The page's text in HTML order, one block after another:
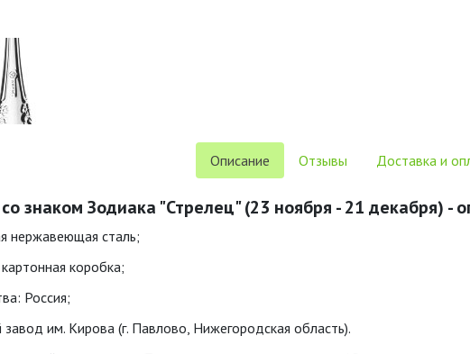
Описание Отзывы Доставка и
знаком Зодиака "Стрелец" (23 ноября - 21 декабря) -
нержавеющая сталь;
коробка;
Россия;
им. Кирова (г. Павлово, Нижегородская область).